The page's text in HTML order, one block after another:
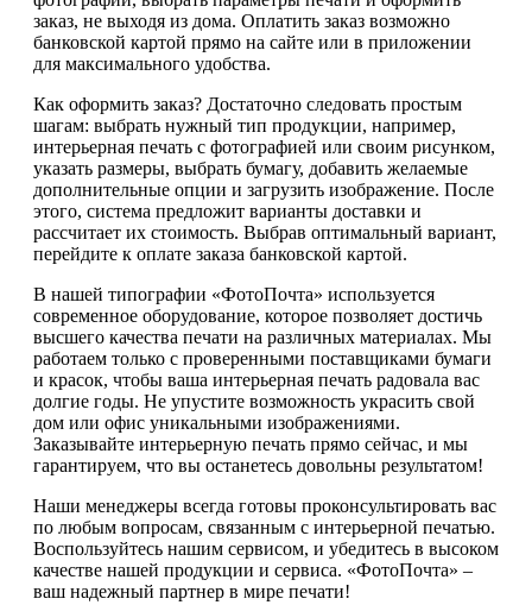
заказ, не выходя из дома. Оплатить заказ возможно
банковской картой прямо на сайте или в приложении
для максимального удобства.
Как оформить заказ? Достаточно следовать простым
шагам: выбрать нужный тип продукции, например,
интерьерная печать с фотографией или своим рисунком,
указать размеры, выбрать бумагу, добавить желаемые
дополнительные опции и загрузить изображение. После
этого, система предложит варианты доставки и
рассчитает их стоимость. Выбрав оптимальный вариант,
перейдите к оплате заказа банковской картой.
В нашей типографии «ФотоПочта» используется
современное оборудование, которое позволяет достичь
высшего качества печати на различных материалах. Мы
работаем только с проверенными поставщиками бумаги
и красок, чтобы ваша интерьерная печать радовала вас
долгие годы. Не упустите возможность украсить свой
дом или офис уникальными изображениями.
Заказывайте интерьерную печать прямо сейчас, и мы
гарантируем, что вы останетесь довольны результатом!
Наши менеджеры всегда готовы проконсультировать вас
по любым вопросам, связанным с интерьерной печатью.
Воспользуйтесь нашим сервисом, и убедитесь в высоком
качестве нашей продукции и сервиса. «ФотоПочта» –
ваш надежный партнер в мире печати!